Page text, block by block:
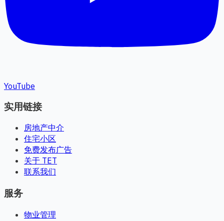
YouTube
实用链接
房地产中介
住宅小区
免费发布广告
关于 TET
联系我们
服务
物业管理